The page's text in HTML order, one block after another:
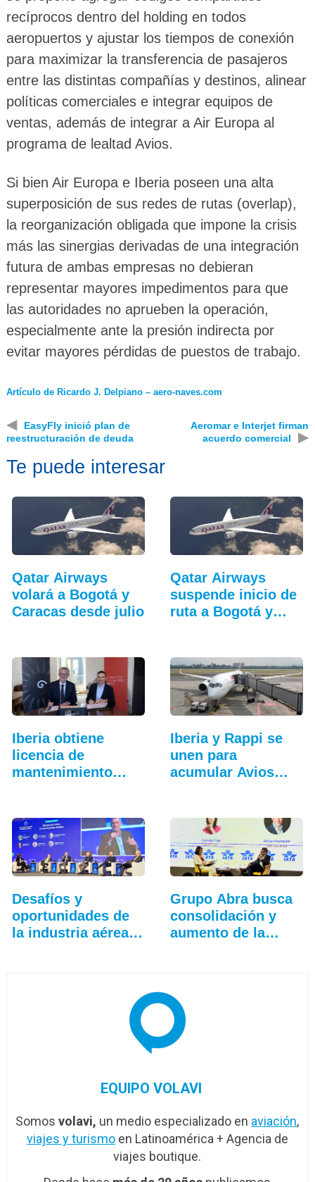
recíprocos dentro del holding en todos
aeropuertos y ajustar los tiempos de conexión
para maximizar la transferencia de pasajeros
entre las distintas compañías y destinos, alinear
políticas comerciales e integrar equipos de
ventas, además de integrar a Air Europa al
programa de lealtad Avios.
Si bien Air Europa e Iberia poseen una alta
superposición de sus redes de rutas (overlap),
la reorganización obligada que impone la crisis
más las sinergias derivadas de una integración
futura de ambas empresas no debieran
representar mayores impedimentos para que
las autoridades no aprueben la operación,
especialmente ante la presión indirecta por
evitar mayores pérdidas de puestos de trabajo.
Artículo de Ricardo J. Delpiano – aero-naves.com
◀
EasyFly inició plan de
reestructuración de deuda
Aeromar e Interjet firman
acuerdo comercial
▶
Te puede interesar
Qatar Airways
volará a Bogotá y
Caracas desde julio
Qatar Airways
suspende inicio de
ruta a Bogotá y
Iberia obtiene
licencia de
mantenimiento
Iberia y Rappi se
unen para
acumular Avios
Desafíos y
oportunidades de
la industria aérea
Grupo Abra busca
consolidación y
aumento de la
EQUIPO VOLAVI
Somosvolavi, un medio especializado en aviación,
viajes y turismoen Latinoamérica + Agencia de
viajes boutique.